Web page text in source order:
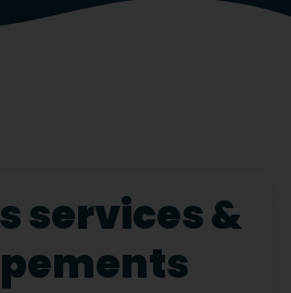
services &